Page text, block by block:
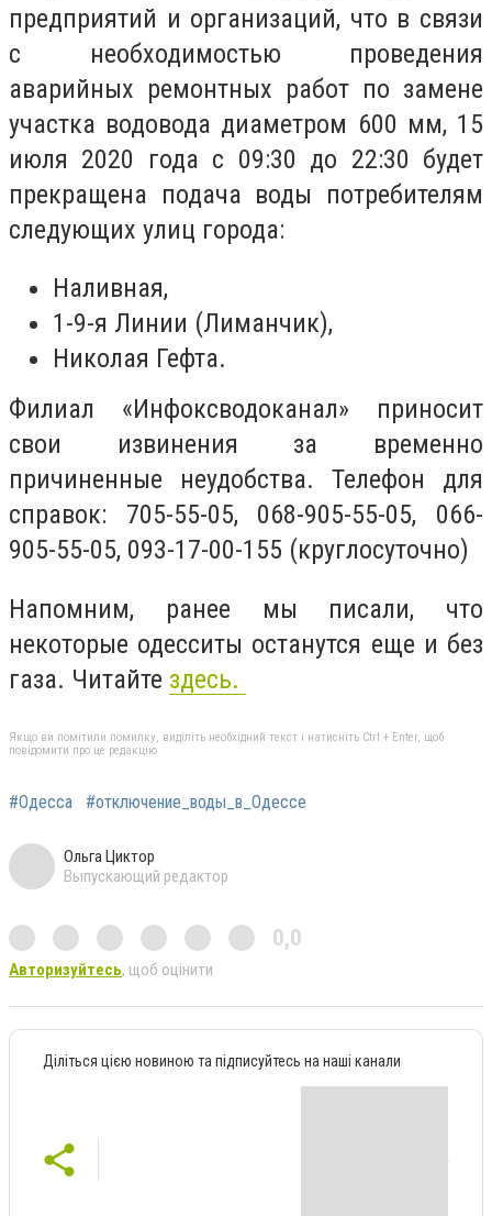
предприятий и организаций, что в связи
с необходимостью проведения
аварийных ремонтных работ по замене
участка водовода диаметром 600 мм, 15
июля 2020 года с 09:30 до 22:30 будет
прекращена подача воды потребителям
следующих улиц города:
Наливная,
1-9-я Линии (Лиманчик),
Николая Гефта.
Филиал «Инфоксводоканал» приносит
свои извинения за временно
причиненные неудобства. Телефон для
справок: 705-55-05, 068-905-55-05, 066-
905-55-05, 093-17-00-155 (круглосуточно)
Напомним, ранее мы писали, что
некоторые одесситы останутся еще и без
газа. Читайте здесь.
Якщо ви помітили помилку, виділіть необхідний текст і натисніть Ctrl + Enter, щоб
повідомити про це редакцію
#Одесса #отключение_воды_в_Одессе
Ольга Циктор
Выпускающий редактор
0,0
Авторизуйтесь, щоб оцінити
Діліться цією новиною та підписуйтесь на наші канали